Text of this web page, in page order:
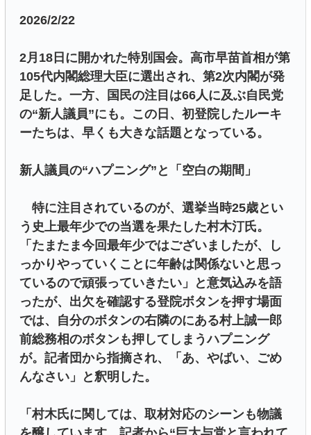
2026/2/22
2月18日に開かれた特別国会。高市早苗首相が第
105代内閣総理大臣に選出され、第2次内閣が発
足した。一方、国民の注目は66人に及ぶ自民党
の“新人議員”にも。この日、初登院したルーキ
ーたちは、早くも大きな話題となっている。
新人議員の“ハプニング”と「空白の期間」
特に注目されているのが、選挙当時25歳とい
う史上最年少での当選を果たした村木汀氏。
「たまたま今回最年少ではございましたが、し
っかりやっていくことに年齢は関係ないと思っ
ているので頑張っていきたい」と意気込みを語
ったが、出欠を確認する登院ボタンを押す場面
では、自分のボタンの右隣のにある村上誠一郎
前総務相のボタンも押してしまうハプニング
が。記者団から指摘され、「あ、やばい、ごめ
んなさい」と釈明した。
「村木氏に関しては、取材対応のシーンも物議